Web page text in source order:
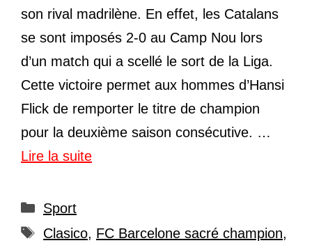
son rival madrilène. En effet, les Catalans
se sont imposés 2-0 au Camp Nou lors
d’un match qui a scellé le sort de la Liga.
Cette victoire permet aux hommes d’Hansi
Flick de remporter le titre de champion
pour la deuxième saison consécutive. …
Lire la suite
Catégories
Sport
Étiquettes
Clasico, FC Barcelone sacré champion,